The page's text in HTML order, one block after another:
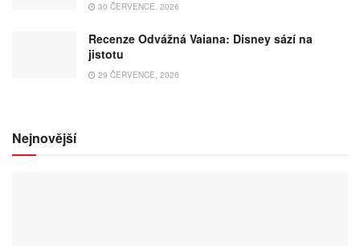
30 ČERVENCE, 2026
Recenze Odvážná Vaiana: Disney sází na
jistotu
29 ČERVENCE, 2026
Nejnovější